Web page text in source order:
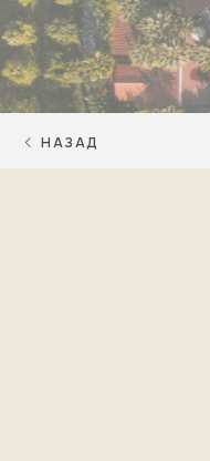
НАЗАД